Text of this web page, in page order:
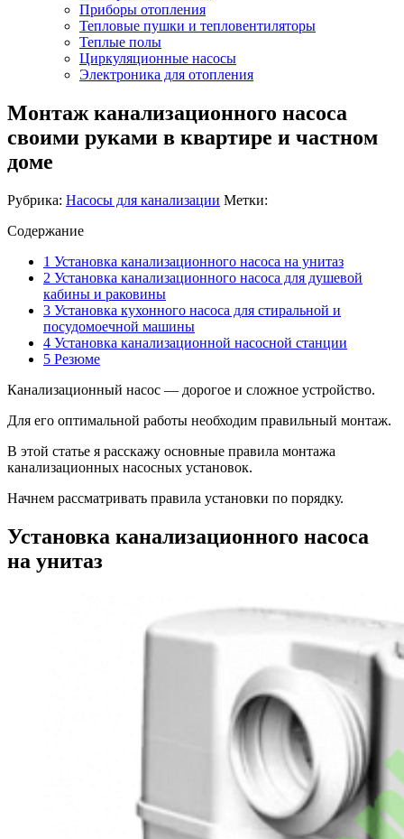
Приборы отопления
Тепловые пушки и тепловентиляторы
Теплые полы
Циркуляционные насосы
Электроника для отопления
Монтаж канализационного насоса
своими руками в квартире и частном
доме
Рубрика: Насосы для канализации Метки:
Содержание
1 Установка канализационного насоса на унитаз
2 Установка канализационного насоса для душевой
кабины и раковины
3 Установка кухонного насоса для стиральной и
посудомоечной машины
4 Установка канализационной насосной станции
5 Резюме
Канализационный насос — дорогое и сложное устройство.
Для его оптимальной работы необходим правильный монтаж.
В этой статье я расскажу основные правила монтажа
канализационных насосных установок.
Начнем рассматривать правила установки по порядку.
Установка канализационного насоса
на унитаз